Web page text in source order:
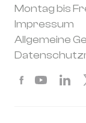
Montag bis
Impressum
Allgemeine